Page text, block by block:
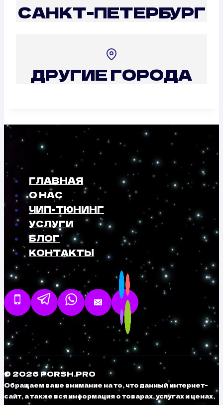
САНКТ-ПЕТЕРБУРГ
ДРУГИЕ ГОРОДА
ГЛАВНАЯ
О НАС
ЧИП-ТЮНИНГ
УСЛУГИ
БЛОГ
КОНТАКТЫ
© 2026 PORSH.PRO
Обращаем ваше внимание на то, что данный интернет-
сайт, а также вся информация о товарах, услугах и ценах,